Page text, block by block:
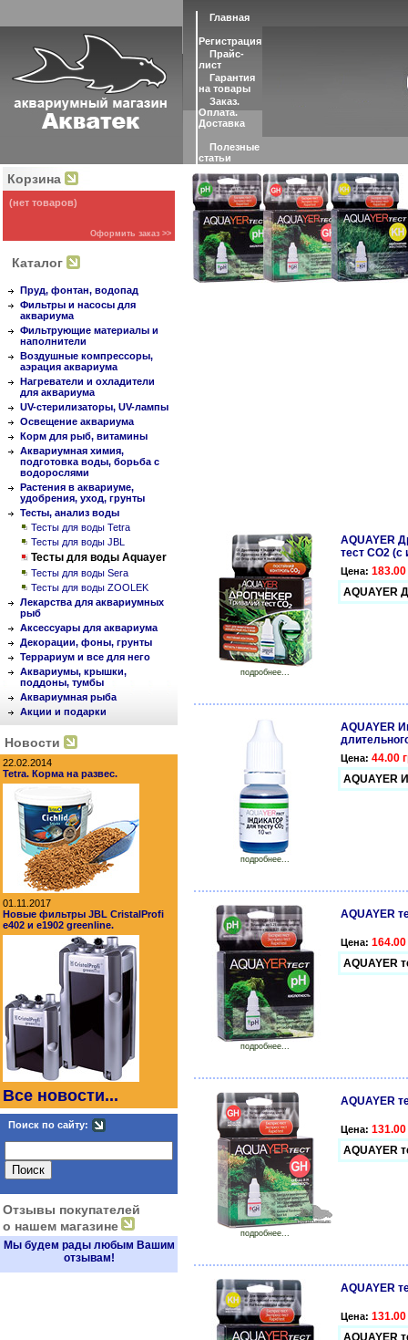
Главная
Регистрация
Прайс-
лист
Гарантия
на товары
Заказ.
Оплата.
Доставка
Полезные
статьи
Корзина
(нет товаров)
Оформить заказ >>
Каталог
Пруд, фонтан, водопад
Фильтры и насосы для
аквариума
Фильтрующие материалы и
наполнители
Воздушные компрессоры,
аэрация аквариума
Нагреватели и охладители
для аквариума
UV-стерилизаторы, UV-лампы
Освещение аквариума
Корм для рыб, витамины
Аквариумная химия,
подготовка воды, борьба с
водорослями
Растения в аквариуме,
удобрения, уход, грунты
Тесты, анализ воды
Тесты для воды Tetra
Тесты для воды JBL
Тесты для воды Aquayer
Тесты для воды Sera
Тесты для воды ZOOLEK
Лекарства для аквариумных
рыб
Аксессуары для аквариума
Декорации, фоны, грунты
Террариум и все для него
Аквариумы, крышки,
поддоны, тумбы
Аквариумная рыба
Акции и подарки
Новости
22.02.2014
Tetra. Корма на развес.
01.11.2017
Новые фильтры JBL CristalProfi
e402 и e1902 greenline.
Все новости...
Поиск по сайту:
Отзывы покупателей
о нашем магазине
Мы будем рады любым Вашим
отзывам!
подробнее...
AQUAYER
тест СО2 (с
Цена: 183.00
AQUAYER
подробнее...
AQUAYER
Цена: 44.00
AQUAYER
подробнее...
AQUAYER
Цена: 164.00
AQUAYER
подробнее...
AQUAYER
Цена: 131.00
AQUAYER
AQUAYER
Цена: 131.00
AQUAYER